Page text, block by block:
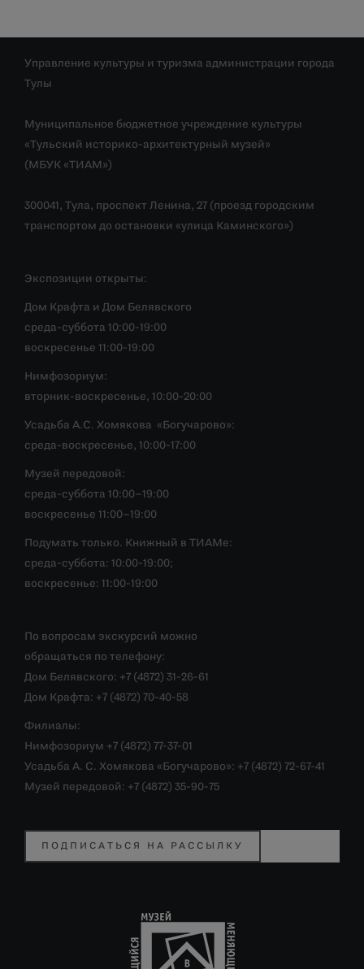
Управление культуры и туризма администрации города
Тулы
Муниципальное бюджетное учреждение культуры
«Тульский историко-архитектурный музей»
(МБУК «ТИАМ»)
300041, Тула, проспект Ленина, 27 (проезд городским
транспортом до остановки «улица Каминского»)
Экспозиции открыты:
Дом Крафта и Дом Белявского
среда-суббота 10:00-19:00
воскресенье 11:00-19:00
Нимфозориум:
вторник-воскресенье, 10:00-20:00
Усадьба А.С. Хомякова «Богучарово»:
среда-воскресенье, 10:00-17:00
Музей передовой:
среда-суббота 10:00–19:00
воскресенье 11:00–19:00
Подумать только. Книжный в ТИАМе:
среда-суббота: 10:00-19:00;
воскресенье: 11:00-19:00
По вопросам экскурсий можно
обращаться по телефону:
Дом Белявского: +7 (4872) 31-26-61
Дом Крафта: +7 (4872) 70-40-58
Филиалы:
Нимфозориум +7 (4872) 77-37-01
Усадьба А. С. Хомякова «Богучарово»: +7 (4872) 72-67-41
Музей передовой: +7 (4872) 35-90-75
ПОДПИСАТЬСЯ НА РАССЫЛКУ